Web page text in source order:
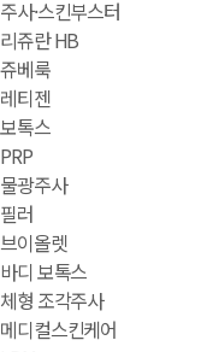
주사·스킨부스터
리쥬란 HB
쥬베룩
레티젠
보톡스
PRP
물광주사
필러
브이올렛
바디 보톡스
체형 조각주사
메디컬스킨케어